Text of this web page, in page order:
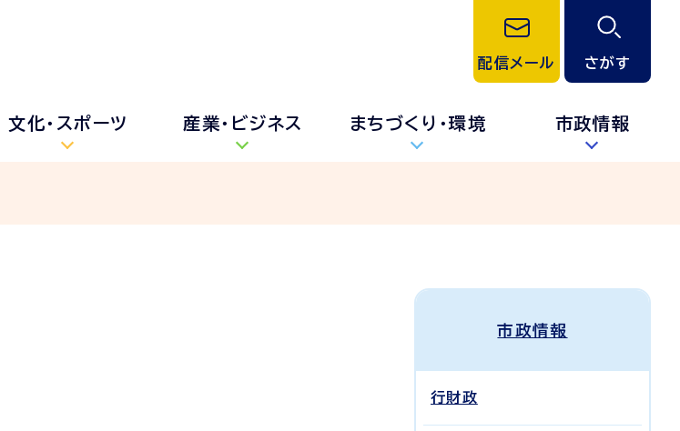
配信メール さがす
文化・スポーツ 産業・ビジネス まちづくり・環境 市政情報
市政情報
行財政